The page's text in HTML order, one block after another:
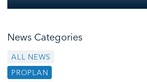
News Categories
ALL NEWS
PROPLAN